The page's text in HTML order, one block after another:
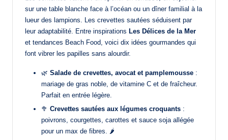
sur une table blanche face à l’océan ou un dîner familial à la
lueur des lampions. Les crevettes sautées séduisent par
leur adaptabilité. Entre inspirations Les Délices de la Mer
et tendances Beach Food, voici dix idées gourmandes qui
font vibrer les papilles sans alourdir.
🌿 Salade de crevettes, avocat et pamplemousse :
mariage de gras noble, de vitamine C et de fraîcheur.
Parfait en entrée légère.
🥦 Crevettes sautées aux légumes croquants :
poivrons, courgettes, carottes et sauce soja allégée
pour un max de fibres. 🌶️